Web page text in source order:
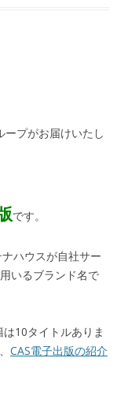
プがお届けいたし
です。
ハウスが自社サー
いるブランド名で
10タイトルありま
CAS電子出版の紹介